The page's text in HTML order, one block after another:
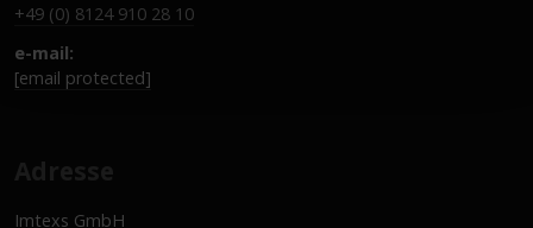
+49 (0) 8124 910 28 10
e-mail:
[email protected]
Imtexs GmbH